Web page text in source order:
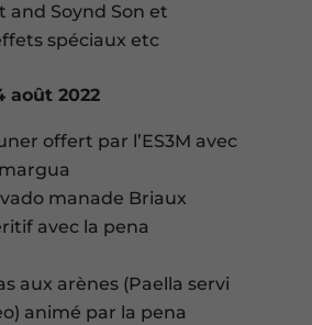
and Soynd Son et
spéciaux etc
août 2022
offert par l’ES3M avec
manade Briaux
avec la pena
aux arènes (Paella servi
animé par la pena